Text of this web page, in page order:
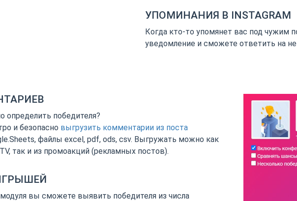
УПОМИНАНИЯ В INSTAGRAM
Когда кто-то упомянет вас под чужим
уведомление и сможете ответить на
определить победителя?
и безопасно выгрузить комментарии из поста
файлы excel, pdf, ods, csv. Выгружать можно как
так и из промоакций (рекламных постов).
вы сможете выявить победителя из числа